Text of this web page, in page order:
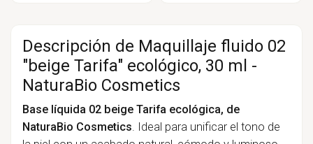
Descripción de Maquillaje fluido 02
"beige Tarifa" ecológico, 30 ml -
NaturaBio Cosmetics
Base líquida 02 beige Tarifa ecológica, de
NaturaBio Cosmetics. Ideal para unificar el tono de